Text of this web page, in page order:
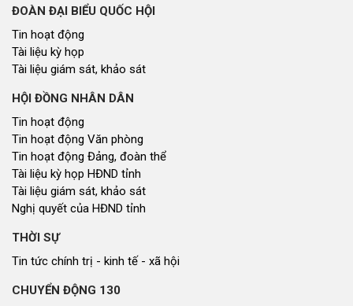
ĐOÀN ĐẠI BIỂU QUỐC HỘI
Tin hoạt động
Tài liệu kỳ họp
Tài liệu giám sát, khảo sát
HỘI ĐỒNG NHÂN DÂN
Tin hoạt động
Tin hoạt động Văn phòng
Tin hoạt động Đảng, đoàn thể
Tài liệu kỳ họp HĐND tỉnh
Tài liệu giám sát, khảo sát
Nghị quyết của HĐND tỉnh
THỜI SỰ
Tin tức chính trị - kinh tế - xã hội
CHUYỂN ĐỘNG 130